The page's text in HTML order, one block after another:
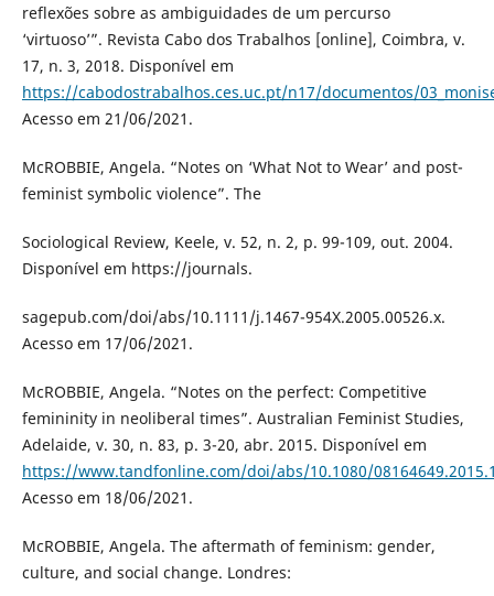
reflexões sobre as ambiguidades de um percurso
‘virtuoso’”. Revista Cabo dos Trabalhos [online], Coimbra, v.
17, n. 3, 2018. Disponível em
https://cabodostrabalhos.ces.uc.pt/n17/documentos/
Acesso em 21/06/2021.
McROBBIE, Angela. “Notes on ‘What Not to Wear’ and post-
feminist symbolic violence”. The
Sociological Review, Keele, v. 52, n. 2, p. 99-109, out. 2004.
Disponível em https://journals.
sagepub.com/doi/abs/10.1111/j.1467-954X.2005.00526.x.
Acesso em 17/06/2021.
McROBBIE, Angela. “Notes on the perfect: Competitive
femininity in neoliberal times”. Australian Feminist Studies,
Adelaide, v. 30, n. 83, p. 3-20, abr. 2015. Disponível em
https://www.tandfonline.com/doi/abs/10.1080/
Acesso em 18/06/2021.
McROBBIE, Angela. The aftermath of feminism: gender,
culture, and social change. Londres: